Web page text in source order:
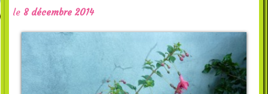
le 8 décembre 2014